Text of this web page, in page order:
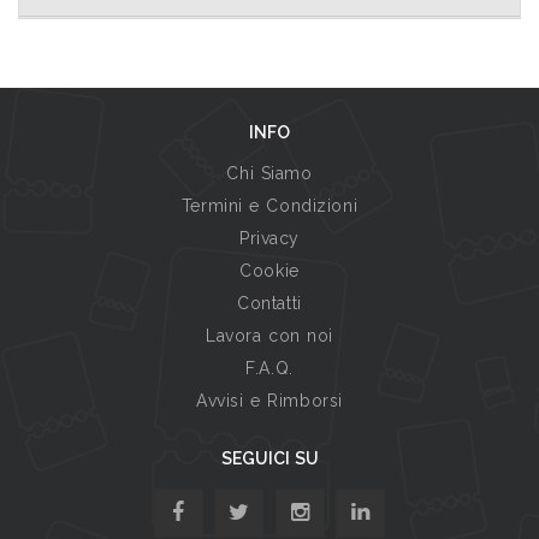
INFO
Chi Siamo
Termini e Condizioni
Privacy
Cookie
Contatti
Lavora con noi
F.A.Q.
Avvisi e Rimborsi
SEGUICI SU